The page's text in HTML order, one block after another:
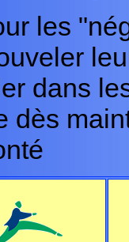
les
dans
dès